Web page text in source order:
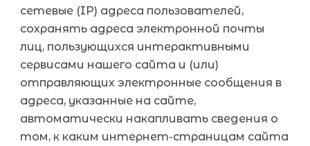
сетевые (IP) адреса пользователей,
сохранять адреса электронной почты
лиц, пользующихся интерактивными
сервисами нашего сайта и (или)
отправляющих электронные сообщения в
адреса, указанные на сайте,
автоматически накапливать сведения о
том, к каким интернет-страницам сайта